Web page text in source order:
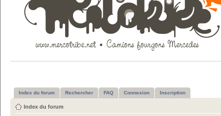
Index du forum Rechercher FAQ Connexion Inscription
Index du forum